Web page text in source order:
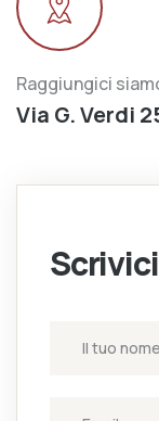
Raggiungici
Via G. Verdi
Scrivici